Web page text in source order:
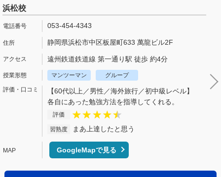
浜松校
053-454-4343
静岡県浜松市中区板屋町633 萬龍ビル2F
遠州鉄道鉄道線 第一通り駅 徒歩 約4分
マンツーマン グループ
【60代以上／男性／海外旅行／初中級レベル】
各自にあった勉強方法を指導してくれる。
評価
習熟度 まあ上達したと思う
GoogleMapで見る